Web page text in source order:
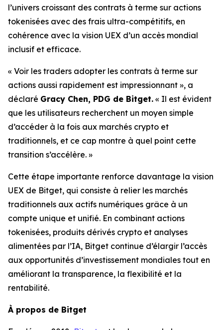
l’univers croissant des contrats à terme sur actions
tokenisées avec des frais ultra-compétitifs, en
cohérence avec la vision UEX d’un accès mondial
inclusif et efficace.
« Voir les traders adopter les contrats à terme sur
actions aussi rapidement est impressionnant », a
déclaré Gracy Chen, PDG de Bitget. « Il est évident
que les utilisateurs recherchent un moyen simple
d’accéder à la fois aux marchés crypto et
traditionnels, et ce cap montre à quel point cette
transition s’accélère. »
Cette étape importante renforce davantage la vision
UEX de Bitget, qui consiste à relier les marchés
traditionnels aux actifs numériques grâce à un
compte unique et unifié. En combinant actions
tokenisées, produits dérivés crypto et analyses
alimentées par l’IA, Bitget continue d’élargir l’accès
aux opportunités d’investissement mondiales tout en
améliorant la transparence, la flexibilité et la
rentabilité.
À propos de Bitget